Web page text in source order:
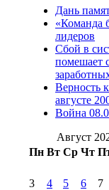
2012 г
(15)№98 1
августа 2016
№98 8 августа
августа
2017 г(9)
2016 г(12)
августа
августа
Дань
«Команда
лидеров
Сбой в
помешает
Верность
августе
Война
Август
Пн Вт Ср Чт
3
4 5 6 7